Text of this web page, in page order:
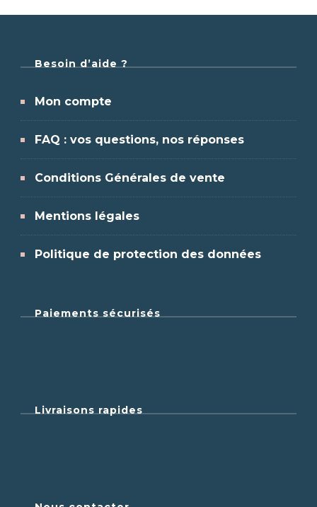
Besoin d’aide ?
Mon compte
FAQ : vos questions, nos réponses
Conditions Générales de vente
Mentions légales
Politique de protection des données
Paiements sécurisés
Livraisons rapides